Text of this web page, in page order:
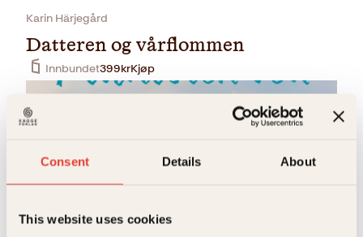
Consent Details About
This website uses cookies
Karin Härjegård
Datteren og vårflommen
Innbundet399krKjøp